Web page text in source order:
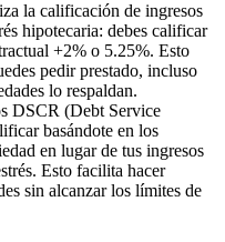
la calificación de ingresos
hipotecaria: debes calificar
+2% o 5.25%. Esto
pedir prestado, incluso
lo respaldan.
DSCR (Debt Service
basándote en los
en lugar de tus ingresos
Esto facilita hacer
sin alcanzar los límites de